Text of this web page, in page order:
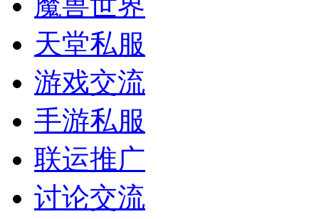
天堂私服
游戏交流
手游私服
联运推广
讨论交流